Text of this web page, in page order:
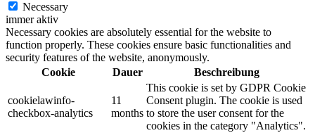
Necessary
immer aktiv
Necessary cookies are absolutely essential for the website to
function properly. These cookies ensure basic functionalities and
security features of the website, anonymously.
Cookie
Dauer Beschreibung
cookielawinfo-
checkbox-analytics
11
months
This cookie is set by GDPR Cookie
Consent plugin. The cookie is used
to store the user consent for the
cookies in the category "Analytics".